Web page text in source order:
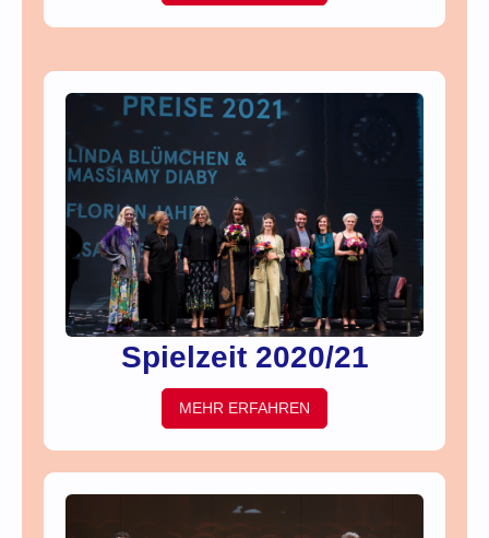
Spielzeit 2020/21
MEHR ERFAHREN